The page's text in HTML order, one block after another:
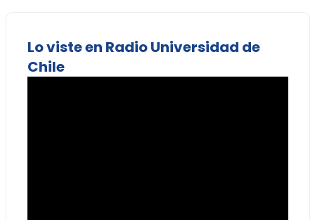
Lo viste en Radio Universidad de
Chile